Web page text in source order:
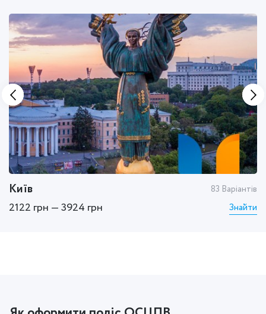
Київ 83 Варіантів
2122 грн — 3924 грн Знайти